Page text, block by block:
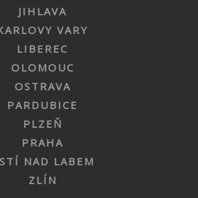
JIHLAVA
VARY
LIBEREC
OLOMOUC
OSTRAVA
PARDUBICE
PLZEŇ
PRAHA
NAD LABEM
ZLÍN